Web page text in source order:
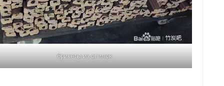
брикеты из опилок